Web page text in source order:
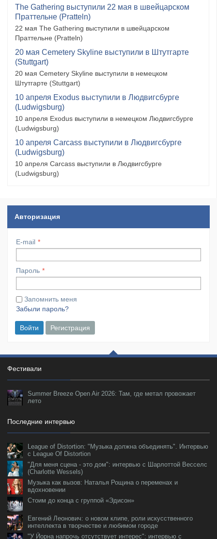
The Gathering выступили 22 мая в швейцарском
Праттельне (Pratteln)
22 мая The Gathering выступили в швейцарском
Праттельне (Pratteln)
20 мая Cemetery Skyline выступили в Штутгарте
(Stuttgart)
20 мая Cemetery Skyline выступили в немецком
Штутгарте (Stuttgart)
10 апреля Exodus выступили в Людвигсбурге
(Ludwigsburg)
10 апреля Exodus выступили в немецком Людвигсбурге
(Ludwigsburg)
10 апреля Carcass выступили в Людвигсбурге
(Ludwigsburg)
10 апреля Carcass выступили в Людвигсбурге
(Ludwigsburg)
Авторизация
E-mail
Пароль
Запомнить меня
Забыли пароль?
Войти Регистрация
Фестивали
Summer Breeze Open Air 2026: Там, где метал провожает
лето
Последние интервью
League of Distortion: "Музыка должна объединять". Интервью
с League Of Distortion
"Для меня сцена - это дом": интервью с Шарлоттой Весселс
(Charlotte Wessels)
Музыка как вызов: Наталья Рощина о переменах и
вдохновении
Стоим до конца с группой «Эдисон»
Евгений Леонович: о новом клипе, роли искусственного
интеллекта в творчестве и любимом городе
"У Йорна напрочь отсутствует интерес": интервью с